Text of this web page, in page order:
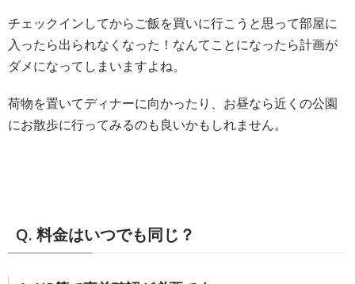
チェックインしてからご飯を買いに行こうと思って部屋に
入ったら出られなくなった！なんてことになったら計画が
ダメになってしまいますよね。
荷物を置いてディナーに向かったり、お昼なら近くの公園
にお散歩に行ってみるのも良いかもしれません。
Q. 料金はいつでも同じ？